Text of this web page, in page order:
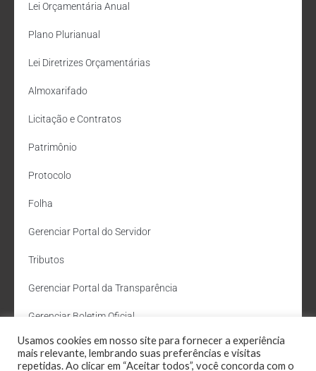
Lei Orçamentária Anual
Plano Plurianual
Lei Diretrizes Orçamentárias
Almoxarifado
Licitação e Contratos
Patrimônio
Protocolo
Folha
Gerenciar Portal do Servidor
Tributos
Gerenciar Portal da Transparência
Gerenciar Boletim Oficial
Departamento de Água e Esgoto
Usamos cookies em nosso site para fornecer a experiência
mais relevante, lembrando suas preferências e visitas
repetidas. Ao clicar em “Aceitar todos”, você concorda com o